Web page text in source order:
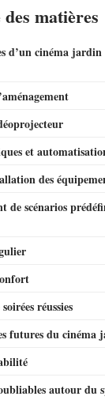
matières
d’un cinéma
et
des
de scénarios
réussies
futures du cinéma
autour du